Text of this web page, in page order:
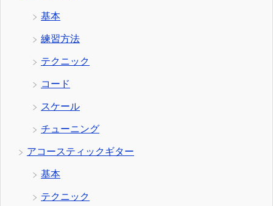
基本
練習方法
テクニック
コード
スケール
チューニング
アコースティックギター
基本
テクニック